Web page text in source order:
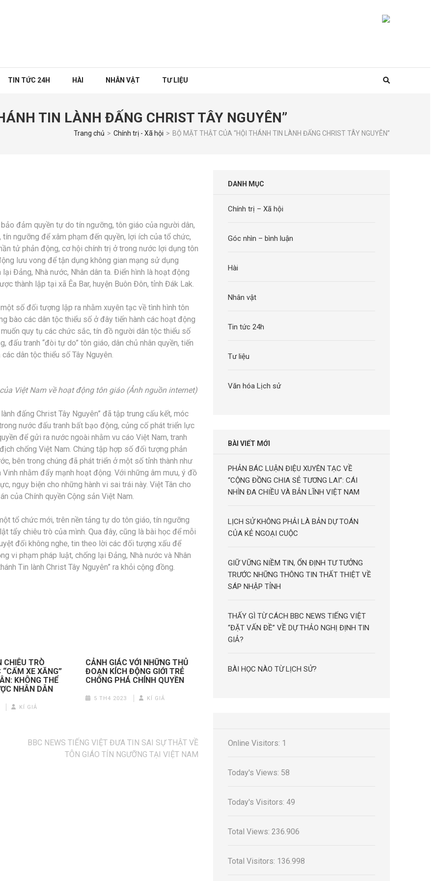
TIN TỨC 24H HÀI NHÂN VẬT TƯ LIỆU
TIN LÀNH ĐẤNG CHRIST TÂY NGUYÊN”
Trang chủ > Chính trị - Xã hội > BỘ MẶT THẬT CỦA “HỘI THÁNH TIN LÀNH ĐẤNG CHRIST TÂY NGUYÊN”
đảm quyền tự do tín ngưỡng, tôn giáo của người dân,
ngưỡng để xâm phạm đến quyền, lợi ích của tổ chức,
tử phản động, cơ hội chính trị ở trong nước lợi dụng tôn
lưu vong để tận dụng không gian mạng sử dụng
Đảng, Nhà nước, Nhân dân ta. Điển hình là hoạt động
thành lập tại xã Êa Bar, huyện Buôn Đôn, tỉnh Đák Lak.
số đối tượng lập ra nhằm xuyên tạc về tình hình tôn
bào các dân tộc thiểu số ở đây tiến hành các hoạt động
quy tụ các chức sắc, tín đồ người dân tộc thiểu số
tranh “đòi tự do” tôn giáo, dân chủ nhân quyền, tiến
dân tộc thiểu số Tây Nguyên.
Việt Nam về hoạt động tôn giáo (Ảnh nguồn internet)
đấng Christ Tây Nguyên” đã tập trung cấu kết, móc
nước đấu tranh bất bạo động, củng cố phát triển lực
để gửi ra nước ngoài nhằm vu cáo Việt Nam, tranh
chống Việt Nam. Chúng tập hợp số đối tượng phản
bên trong chúng đã phát triển ở một số tỉnh thành như
Vinh nhằm đẩy mạnh hoạt động. Với những âm mưu, ý đồ
ngụy biện cho những hành vi sai trái này. Việt Tân cho
của Chính quyền Cộng sản Việt Nam.
tổ chức mới, trên nền tảng tự do tôn giáo, tín ngưỡng
tẩy chiêu trò của mình. Qua đây, cũng là bài học để mỗi
đối không nghe, tin theo lời các đối tượng xấu để
vi phạm pháp luật, chống lại Đảng, Nhà nước và Nhân
Tin lành Christ Tây Nguyên” ra khỏi cộng đồng.
CHIÊU TRÒ
XE XĂNG”
KHÔNG THỂ
NHÂN DÂN
KÍ GIẢ
CẢNH GIÁC VỚI NHỮNG THỦ
ĐOẠN KÍCH ĐỘNG GIỚI TRẺ
CHỐNG PHÁ CHÍNH QUYỀN
5 TH4 2023 KÍ GIẢ
BBC NEWS TIẾNG VIỆT ĐƯA TIN SAI SỰ THẬT VỀ
TÔN GIÁO TÍN NGƯỠNG TẠI VIỆT NAM
DANH MỤC
Chính trị – Xã hội
Góc nhìn – bình luận
Hài
Nhân vật
Tin tức 24h
Tư liệu
Văn hóa Lịch sử
BÀI VIẾT MỚI
PHẢN BÁC LUẬN ĐIỆU XUYÊN TẠC VỀ
“CỘNG ĐỒNG CHIA SẺ TƯƠNG LAI”: CÁI
NHÌN ĐA CHIỀU VÀ BẢN LĨNH VIỆT NAM
LỊCH SỬ KHÔNG PHẢI LÀ BẢN DỰ TOÁN
CỦA KẺ NGOẠI CUỘC
GIỮ VỮNG NIỀM TIN, ỔN ĐỊNH TƯ TƯỞNG
TRƯỚC NHỮNG THÔNG TIN THẤT THIỆT VỀ
SÁP NHẬP TỈNH
THẤY GÌ TỪ CÁCH BBC NEWS TIẾNG VIỆT
“ĐẶT VẤN ĐỀ” VỀ DỰ THẢO NGHỊ ĐỊNH TIN
GIẢ?
BÀI HỌC NÀO TỪ LỊCH SỬ?
Online Visitors: 1
Today's Views: 58
Today's Visitors:49
Total Views: 236.906
Total Visitors: 136.998